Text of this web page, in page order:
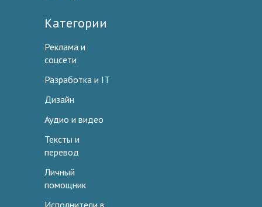
Категории
Реклама и
соцсети
Разработка и IT
Дизайн
Аудио и видео
Тексты и
перевод
Личный
помощник